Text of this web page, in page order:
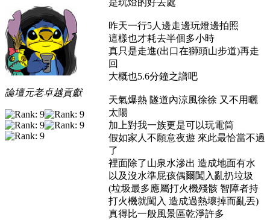
論壇元老卓越貢獻
昨天一行5人邊走邊玩燈邊拍照
這樣也才耗去半個多小時
真只是走進(出口在獅頭山步道)再走
回
大概也5.6分鐘之譜吧
天氣爆熱 隧道內涼風徐徐 又不用曬
太陽
加上對我一族更是可以玩電筒
假如家人不願意夜遊 來此最恰當不過
了
裡面除了山泉水滲出 造成地面有水
以及沒水準屁孩偶爾闖入亂扔垃圾
(垃圾最多應屬打火機殘骸 智障者持
打火機就闖入 造成過熱壞掉而亂丟)
真得比一般風景區乾淨許多